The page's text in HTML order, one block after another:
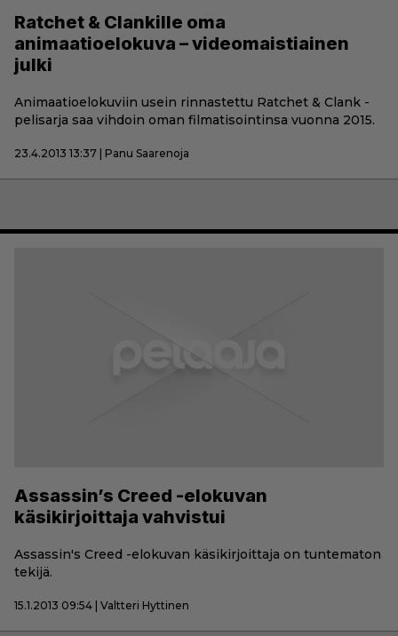
Ratchet & Clankille oma
animaatioelokuva – videomaistiainen
julki
Animaatioelokuviin usein rinnastettu Ratchet & Clank -
pelisarja saa vihdoin oman filmatisointinsa vuonna 2015.
23.4.2013 13:37 | Panu Saarenoja
Assassin’s Creed -elokuvan
käsikirjoittaja vahvistui
Assassin's Creed -elokuvan käsikirjoittaja on tuntematon
tekijä.
15.1.2013 09:54 | Valtteri Hyttinen